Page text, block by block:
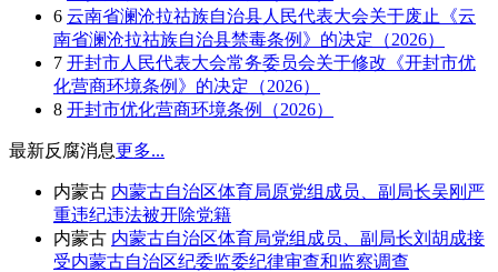
6 云南省澜沧拉祜族自治县人民代表大会关于废止《云
南省澜沧拉祜族自治县禁毒条例》的决定（2026）
7 开封市人民代表大会常务委员会关于修改《开封市优
化营商环境条例》的决定（2026）
8 开封市优化营商环境条例（2026）
最新反腐消息更多...
内蒙古 内蒙古自治区体育局原党组成员、副局长吴刚严
重违纪违法被开除党籍
内蒙古 内蒙古自治区体育局党组成员、副局长刘胡成接
受内蒙古自治区纪委监委纪律审查和监察调查